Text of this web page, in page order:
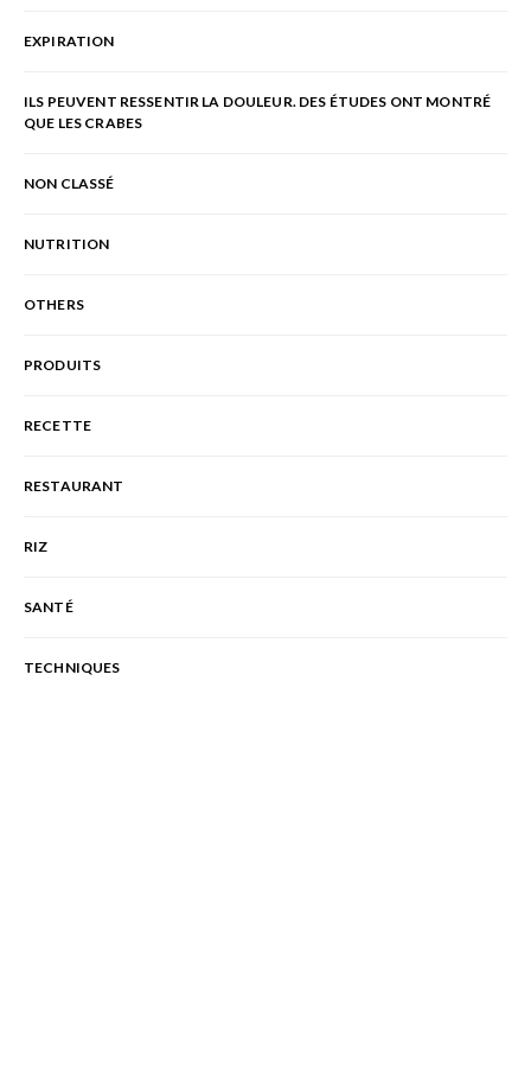
EXPIRATION
ILS PEUVENT RESSENTIR LA DOULEUR. DES ÉTUDES ONT MONTRÉ
QUE LES CRABES
NON CLASSÉ
NUTRITION
OTHERS
PRODUITS
RECETTE
RESTAURANT
RIZ
SANTÉ
TECHNIQUES